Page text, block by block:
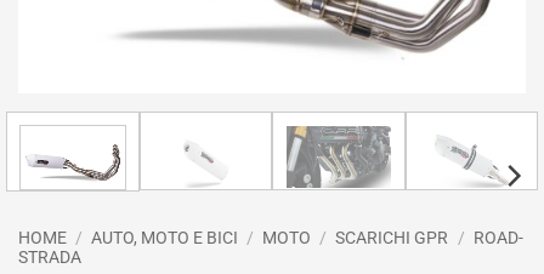
HOME / AUTO, MOTO E BICI / MOTO / SCARICHI GPR / ROAD-
STRADA